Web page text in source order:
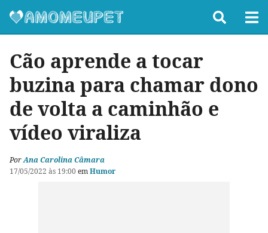
Cão aprende a tocar
buzina para chamar dono
de volta a caminhão e
vídeo viraliza
PorAna Carolina Câmara
17/05/2022 às 19:00 emHumor